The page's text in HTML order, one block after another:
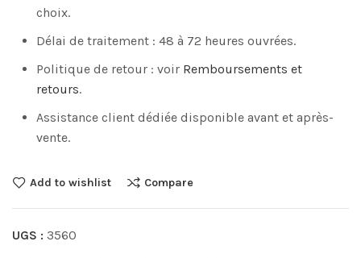
choix.
Délai de traitement : 48 à 72 heures ouvrées.
Politique de retour : voir Remboursements et
retours.
Assistance client dédiée disponible avant et après-
vente.
Add to wishlist Compare
UGS : 3560